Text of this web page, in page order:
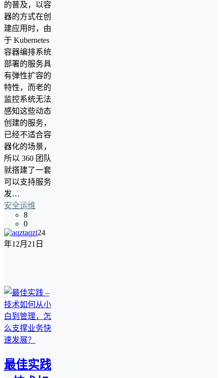
的普及，以容
器的方式在创
建应用时，由
于 Kubernetes
容器编排系统
部署的服务具
有弹性扩容的
特性，而老的
监控系统无法
感知这些动态
创建的服务，
已经不适合容
器化的场景，
所以 360 团队
就搭建了一套
可以支持服务
发…
安全运维
8
0
aqzt24
年12月21日
最佳实践